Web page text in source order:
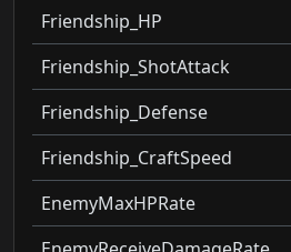
Friendship_HP
Friendship_ShotAttack
Friendship_Defense
Friendship_CraftSpeed
EnemyMaxHPRate